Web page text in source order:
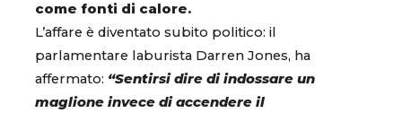
come fonti di calore.
L’affare è diventato subito politico: il
parlamentare laburista Darren Jones, ha
affermato: “Sentirsi dire di indossare un
maglione invece di accendere il